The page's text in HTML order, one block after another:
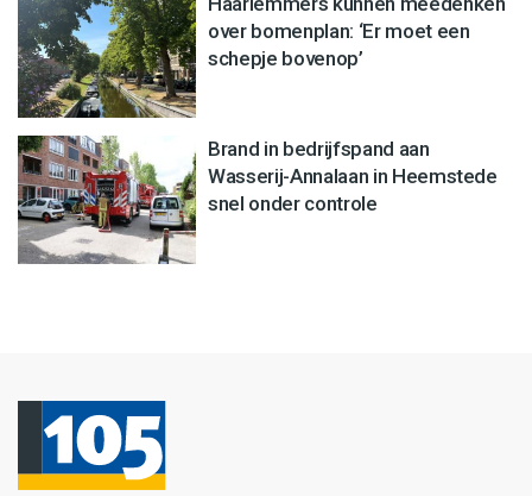
over bomenplan: ‘Er moet een
schepje bovenop’
Brand in bedrijfspand aan
Wasserij-Annalaan in Heemstede
snel onder controle